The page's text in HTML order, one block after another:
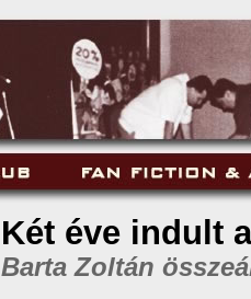
Két éve indult
Barta Zoltán